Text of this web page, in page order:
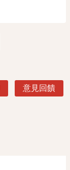
意見回饋